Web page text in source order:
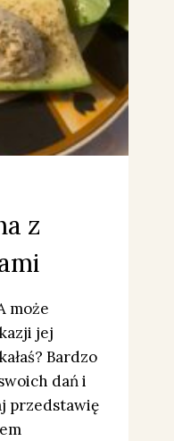
z
może
jej
Bardzo
dań i
przedstawię